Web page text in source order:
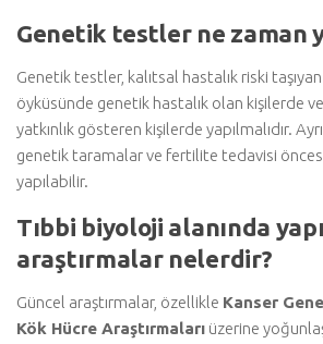
Genetik testler ne zaman
Genetik testler, kalıtsal hastalık riski
öyküsünde genetik hastalık olan kişilerde
yatkınlık gösteren kişilerde yapılmalıdır.
genetik taramalar ve fertilite tedavisi
yapılabilir.
Tıbbi biyoloji alanında
araştırmalar nelerdir?
Güncel araştırmalar, özellikle Kanser
Kök Hücre Araştırmaları üzerine